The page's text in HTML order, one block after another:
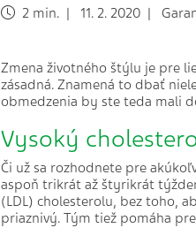
2 min. | 11. 2. 2020 |
Zmena životného štýlu je pre
zásadná. Znamená to dbať
obmedzenia by ste teda mali
Vysoký
Či už sa rozhodnete pre
aspoň trikrát až štyrikrát
(LDL) cholesterolu, bez toho,
priaznivý. Tým tiež pomáha